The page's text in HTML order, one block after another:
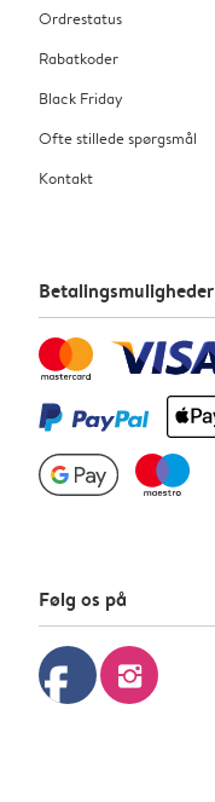
Ordrestatus
Rabatkoder
Black Friday
Ofte stillede spørgsmål
Kontakt
Betalingsmuligheder
Følg os på
facebook instagram